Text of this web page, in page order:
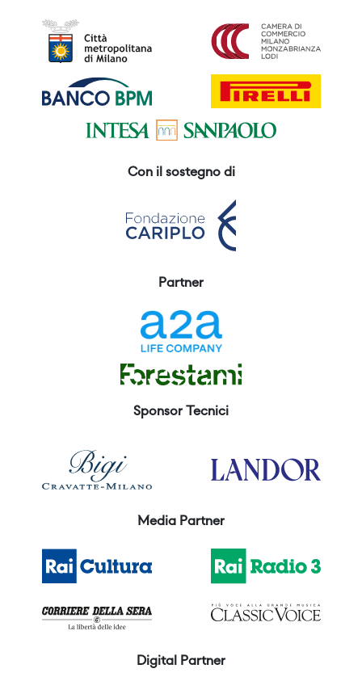
Con il sostegno di
Partner
Sponsor Tecnici
Media Partner
Digital Partner